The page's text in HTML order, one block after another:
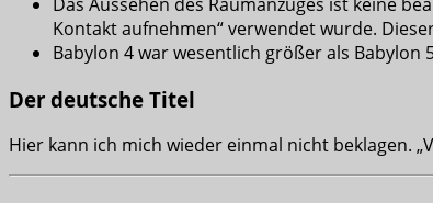
Kontakt aufnehmen“ verwendet wurde.
Babylon 4 war wesentlich größer als Babylon
Der deutsche Titel
Hier kann ich mich wieder einmal nicht beklagen.